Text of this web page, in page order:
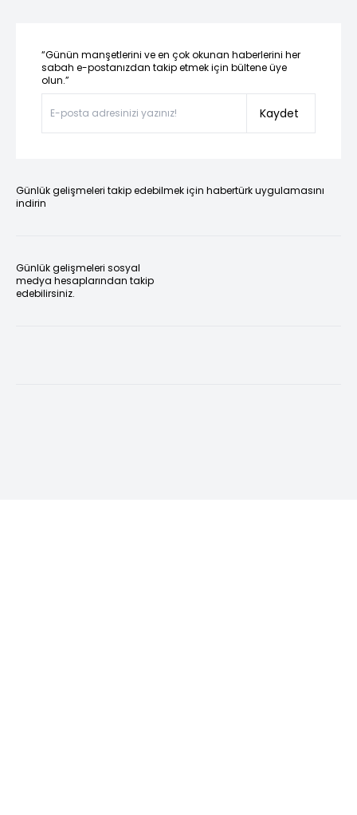
“Günün manşetlerini ve en çok okunan haberlerini her
sabah e-postanızdan takip etmek için bültene üye
olun.”
Kaydet
Günlük gelişmeleri takip edebilmek için habertürk uygulamasını
indirin
Günlük gelişmeleri sosyal
medya hesaplarından takip
edebilirsiniz.